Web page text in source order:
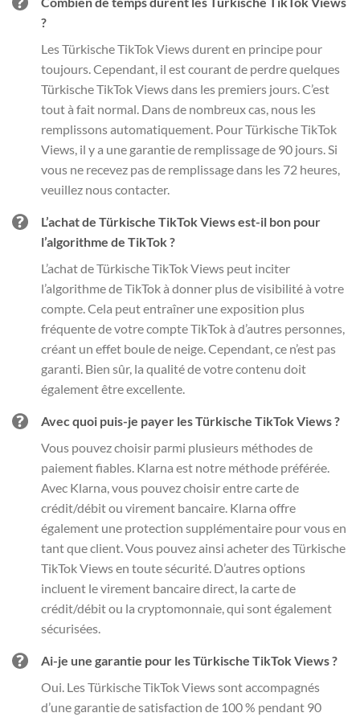
?
Les Türkische TikTok Views durent en principe pour
toujours. Cependant, il est courant de perdre quelques
Türkische TikTok Views dans les premiers jours. C’est
tout à fait normal. Dans de nombreux cas, nous les
remplissons automatiquement. Pour Türkische TikTok
Views, il y a une garantie de remplissage de 90 jours. Si
vous ne recevez pas de remplissage dans les 72 heures,
veuillez nous contacter.
L’achat de Türkische TikTok Views est-il bon pour
l’algorithme de TikTok ?
L’achat de Türkische TikTok Views peut inciter
l’algorithme de TikTok à donner plus de visibilité à votre
compte. Cela peut entraîner une exposition plus
fréquente de votre compte TikTok à d’autres personnes,
créant un effet boule de neige. Cependant, ce n’est pas
garanti. Bien sûr, la qualité de votre contenu doit
également être excellente.
Avec quoi puis-je payer les Türkische TikTok Views ?
Vous pouvez choisir parmi plusieurs méthodes de
paiement fiables. Klarna est notre méthode préférée.
Avec Klarna, vous pouvez choisir entre carte de
crédit/débit ou virement bancaire. Klarna offre
également une protection supplémentaire pour vous en
tant que client. Vous pouvez ainsi acheter des Türkische
TikTok Views en toute sécurité. D’autres options
incluent le virement bancaire direct, la carte de
crédit/débit ou la cryptomonnaie, qui sont également
sécurisées.
Ai-je une garantie pour les Türkische TikTok Views ?
Oui. Les Türkische TikTok Views sont accompagnés
d’une garantie de satisfaction de 100 % pendant 90